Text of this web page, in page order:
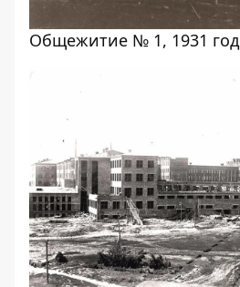
Общежитие № 1, 1931 год